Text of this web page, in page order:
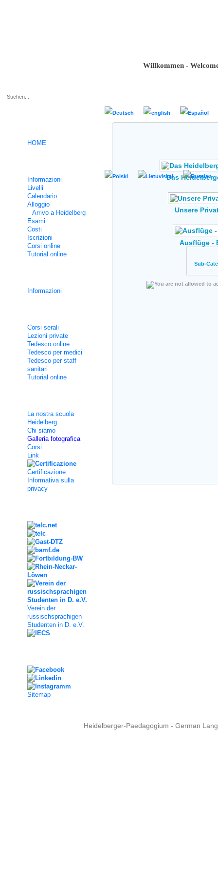
Willkommen - Welcome -
HOME
Informazioni
Livelli
Calendario
Alloggio
Arrivo a Heidelberg
Esami
Costi
Iscrizioni
Corsi online
Tutorial online
Informazioni
Corsi serali
Lezioni private
Tedesco online
Tedesco per medici
Tedesco per staff
sanitari
Tutorial online
La nostra scuola
Heidelberg
Chi siamo
Galleria fotografica
Corsi
Link
Certificazione
Informativa sulla
privacy
Verein der
russischsprachigen
Studenten in D. e.V.
Sitemap
Das
Unsere
Ausflüge -
Sub-
Heidelberger-Paedagogium - German